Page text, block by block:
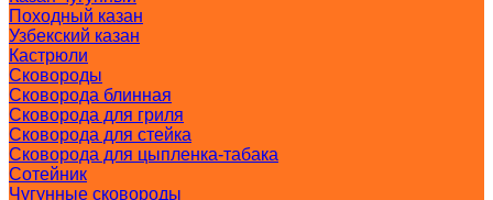
Походный казан
Узбекский казан
Кастрюли
Сковороды
Сковорода блинная
Сковорода для гриля
Сковорода для стейка
Сковорода для цыпленка-табака
Сотейник
Чугунные сковороды